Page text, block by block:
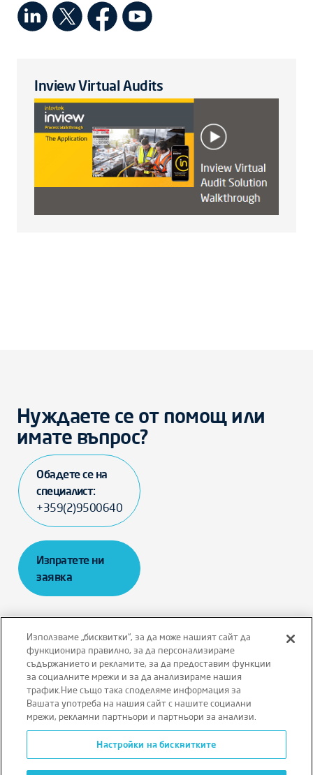
Inview Virtual Audits
Нуждаете се от помощ или
имате въпрос?
Обадете се на
специалист:
+359(2)9500640
Изпратете ни
заявка
Отказ от отговорност
Правила и условия
Политика за поверителност
Политика за бисквитки
Условия за ползване на уебсайта
Използваме „бисквитки“, за да може нашият сайт да
функционира правилно, за да персонализираме
съдържанието и рекламите, за да предоставим функции
за социалните мрежи и за да анализираме нашия
трафик.Ние също така споделяме информация за
Вашата употреба на нашия сайт с нашите социални
мрежи, рекламни партньори и партньори за анализи.
Настройки на бисквитките